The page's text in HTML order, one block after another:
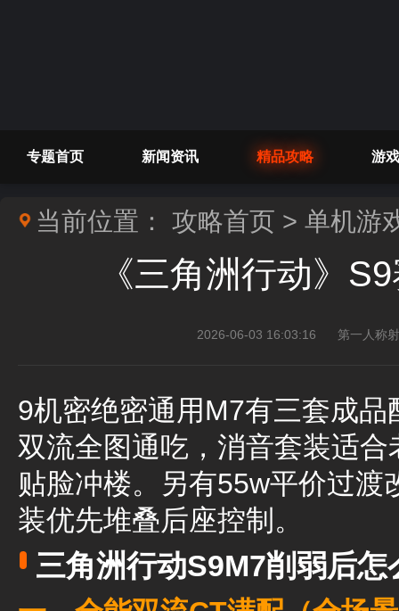
专题首页 新闻资讯 精品攻略 游
当前位置： 攻略首页 > 单机游
《三角洲行动》
2026-06-03 16:03:16 第一人称
9机密绝密通用M7有三套成
双流全图通吃，消音套装适
贴脸冲楼。另有55w平价过
装优先堆叠后座控制。
三角洲行动S9M7削弱后怎